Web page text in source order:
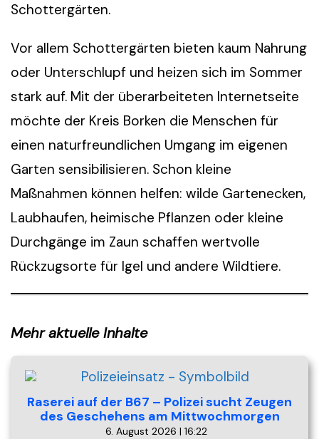
Schottergärten.
Vor allem Schottergärten bieten kaum Nahrung
oder Unterschlupf und heizen sich im Sommer
stark auf. Mit der überarbeiteten Internetseite
möchte der Kreis Borken die Menschen für
einen naturfreundlichen Umgang im eigenen
Garten sensibilisieren. Schon kleine
Maßnahmen können helfen: wilde Gartenecken,
Laubhaufen, heimische Pflanzen oder kleine
Durchgänge im Zaun schaffen wertvolle
Rückzugsorte für Igel und andere Wildtiere.
Mehr aktuelle Inhalte
Raserei auf der B67 – Polizei sucht Zeugen
des Geschehens am Mittwochmorgen
6. August 2026 | 16:22